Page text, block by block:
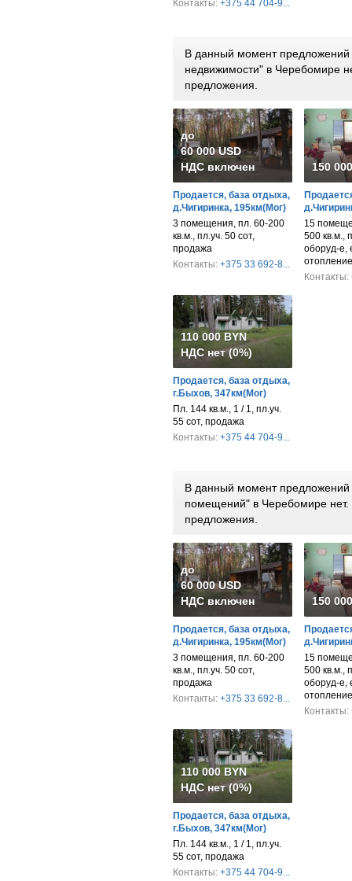
Контакты: +375 44 704-9...
В данный момент
недвижимости" в Черебомире
предложения.
до
60 000 USD
НДС включен
Продается, база отдыха,
д.Чигиринка, 195км(Мог)
3 помещения, пл. 60-200
кв.м., пл.уч. 50 сот,
продажа
Контакты: +375 33 692-8...
150
15
500 кв.м.,
оборуд-е,
Контакты:
110 000 BYN
НДС нет (0%)
Продается, база отдыха,
г.Быхов, 347км(Мог)
Пл. 144 кв.м., 1 / 1, пл.уч.
55 сот, продажа
Контакты: +375 44 704-9...
В данный момент предложений
помещений" в Черебомире
предложения.
до
60 000 USD
НДС включен
Продается, база отдыха,
д.Чигиринка, 195км(Мог)
3 помещения, пл. 60-200
кв.м., пл.уч. 50 сот,
продажа
Контакты: +375 33 692-8...
150
15
500 кв.м.,
оборуд-е,
Контакты:
110 000 BYN
НДС нет (0%)
Продается, база отдыха,
г.Быхов, 347км(Мог)
Пл. 144 кв.м., 1 / 1, пл.уч.
55 сот, продажа
Контакты: +375 44 704-9...